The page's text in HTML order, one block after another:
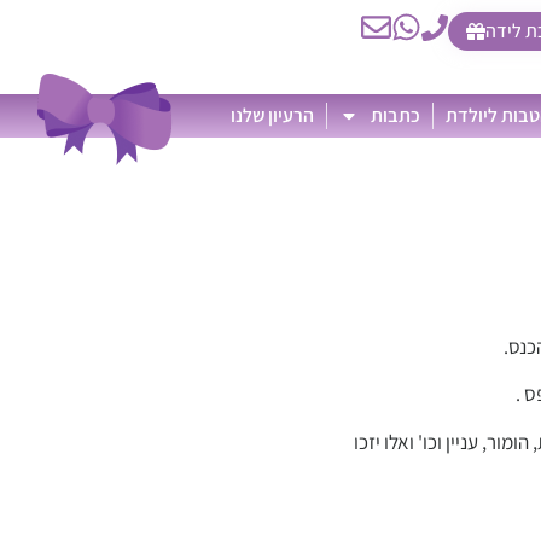
לידה
ליולדת כתבות הרעיון שלנו
.
עניין וכו' ואלו יזכו